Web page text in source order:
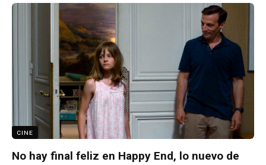
CINE
No hay final feliz en Happy End, lo nuevo de